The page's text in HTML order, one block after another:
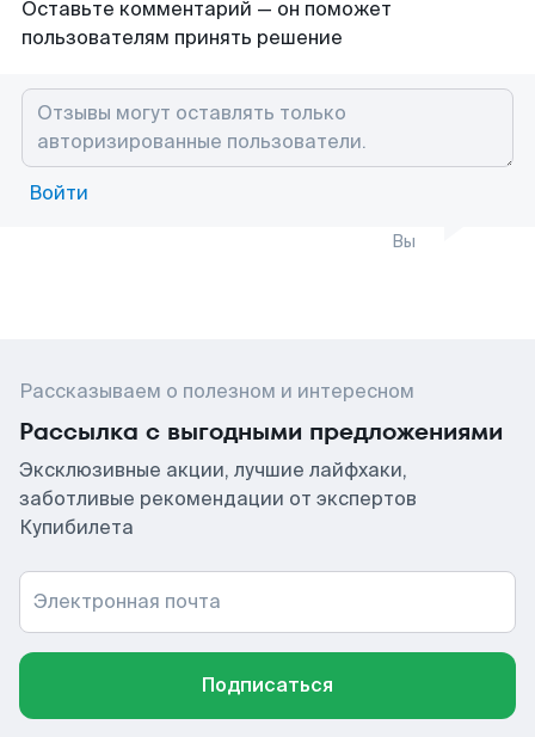
Оставьте комментарий — он поможет
пользователям принять решение
Войти
Вы
Рассказываем о полезном и интересном
Рассылка с выгодными предложениями
Эксклюзивные акции, лучшие лайфхаки,
заботливые рекомендации от экспертов
Купибилета
Электронная почта
Подписаться